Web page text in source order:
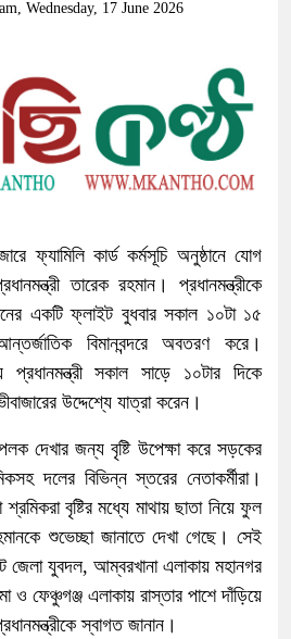
Wednesday, 17 June 2026
ফ্যামিলি কার্ড কর্মসূচি অনুষ্ঠানে যোগ
তারেক রহমান। প্রধানমন্ত্রীকে
একটি ফ্লাইট বুধবার সকাল ১০টা ১৫
বিমানবন্দরে অবতরণ করে।
প্রধানমন্ত্রী সকাল সাড়ে ১০টার দিকে
উদ্দেশ্যে যাত্রা করেন।
দেখার জন্য বৃষ্টি উপেক্ষা করে সড়কের
দলের বিভিন্ন স্তরের নেতাকর্মীরা।
শ্রমিকরা বৃষ্টির মধ্যে মাথায় ছাতা নিয়ে ফুল
শুভেচ্ছা জানাতে দেখা গেছে। সেই
জেলা যুবদল, আম্বরখানা এলাকায় মহানগর
ও ফেঞ্চুগঞ্জ এলাকায় রাস্তার পাশে দাঁড়িয়ে
স্বাগত জানান।